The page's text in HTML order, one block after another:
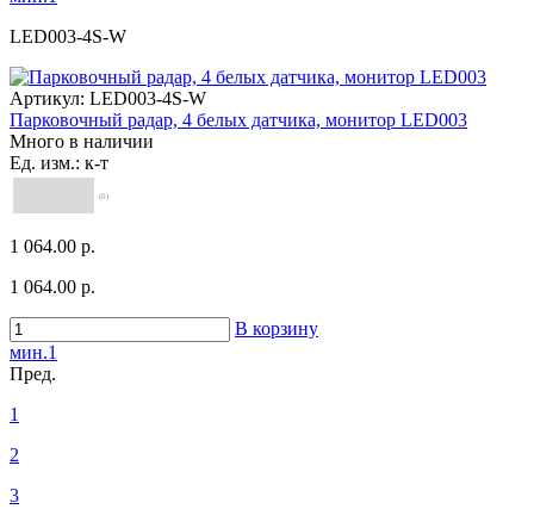
LED003-4S-W
Артикул: LED003-4S-W
Парковочный радар, 4 белых датчика, монитор LED003
Много в наличии
Ед. изм.: к-т
(0)
1 064.00 р.
1 064.00 р.
В корзину
мин.1
Пред.
1
2
3